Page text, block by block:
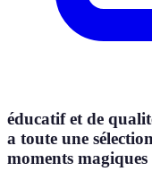
éducatif et de
a toute une
moments